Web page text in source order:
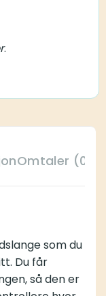
.
Omtaler (0)
som du
Du får
så den er